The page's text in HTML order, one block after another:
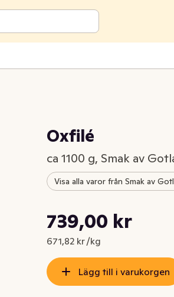
Oxfilé
ca 1100 g, Smak av
Visa alla varor från Smak av
Nuvarande pris är: 739,00 kr
739,00 kr
671,82 kr /kg
Styckpris: 671,82 kr /kg
Lägg till i varukorgen